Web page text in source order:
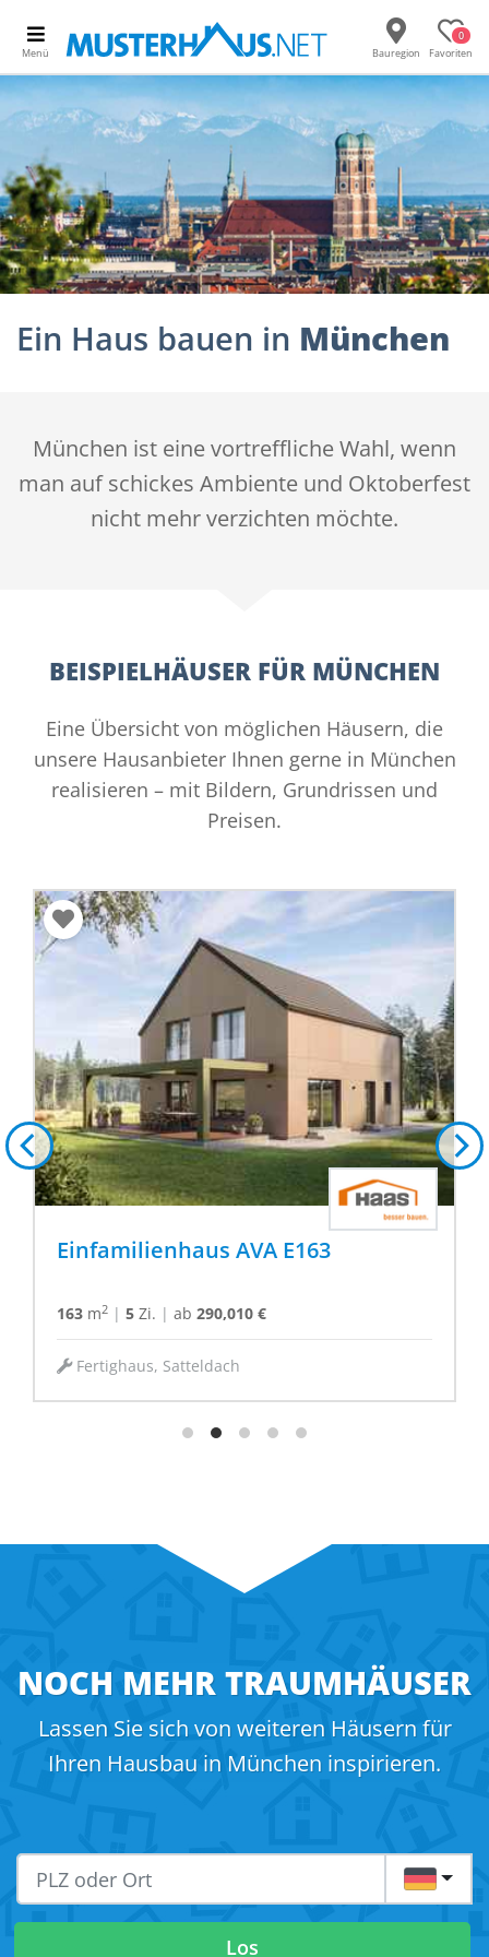
Menü Bauregion
0
Favoriten
Ein Haus bauen in München
München ist eine vortreffliche Wahl, wenn
man auf schickes Ambiente und Oktoberfest
nicht mehr verzichten möchte.
BEISPIELHÄUSER FÜR MÜNCHEN
Eine Übersicht von möglichen Häusern, die
unsere Hausanbieter Ihnen gerne in München
realisieren – mit Bildern, Grundrissen und
Preisen.
Kundenhaus Frankfurt
186.57m2 | 6Zi.
Fertighaus, Holzhaus, Flachdach
NOCH MEHR TRAUMHÄUSER
Lassen Sie sich von weiteren Häusern für
Ihren Hausbau in München inspirieren.
DE
Los